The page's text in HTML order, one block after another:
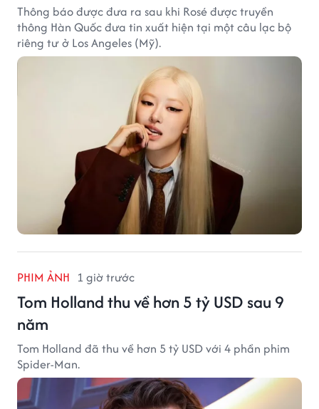
Thông báo được đưa ra sau khi Rosé được truyền
thông Hàn Quốc đưa tin xuất hiện tại một câu lạc bộ
riêng tư ở Los Angeles (Mỹ).
PHIM ẢNH 1 giờ trước
Tom Holland thu về hơn 5 tỷ USD sau 9
năm
Tom Holland đã thu về hơn 5 tỷ USD với 4 phần phim
Spider-Man.